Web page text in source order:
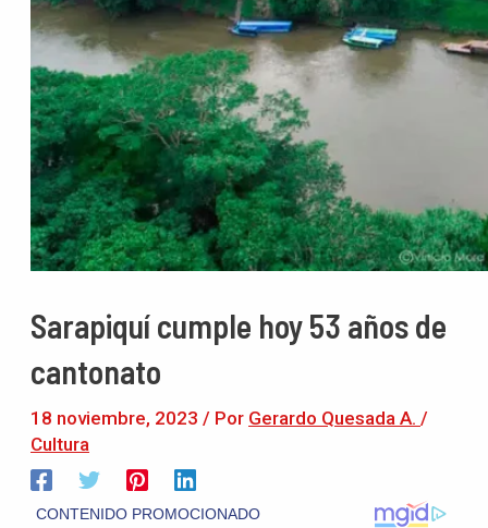
Sarapiquí cumple hoy 53 años de
cantonato
18 noviembre, 2023 / Por Gerardo Quesada A. /
Cultura